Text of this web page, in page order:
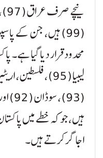
(99) ہیں، جن کے
محدود قرار دیا گیا ہے۔
ہیں، جو کہ خطے میں
اجاگر کرتے ہیں۔